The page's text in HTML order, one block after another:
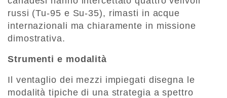
russi (Tu-95 e Su-35), rimasti in acque
internazionali ma chiaramente in missione
dimostrativa.
Strumenti e modalità
Il ventaglio dei mezzi impiegati disegna le
modalità tipiche di una strategia a spettro